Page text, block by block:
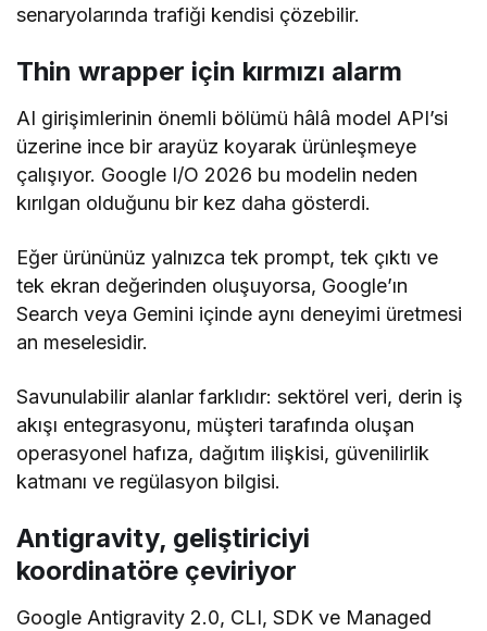
senaryolarında trafiği kendisi çözebilir.
Thin wrapper için kırmızı alarm
AI girişimlerinin önemli bölümü hâlâ model API’si
üzerine ince bir arayüz koyarak ürünleşmeye
çalışıyor. Google I/O 2026 bu modelin neden
kırılgan olduğunu bir kez daha gösterdi.
Eğer ürününüz yalnızca tek prompt, tek çıktı ve
tek ekran değerinden oluşuyorsa, Google’ın
Search veya Gemini içinde aynı deneyimi üretmesi
an meselesidir.
Savunulabilir alanlar farklıdır: sektörel veri, derin iş
akışı entegrasyonu, müşteri tarafında oluşan
operasyonel hafıza, dağıtım ilişkisi, güvenilirlik
katmanı ve regülasyon bilgisi.
Antigravity, geliştiriciyi
koordinatöre çeviriyor
Google Antigravity 2.0, CLI, SDK ve Managed